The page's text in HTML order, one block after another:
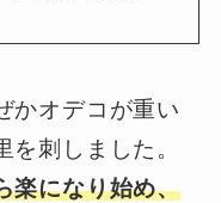
かオデコが重い
を刺しました。
楽になり始め、